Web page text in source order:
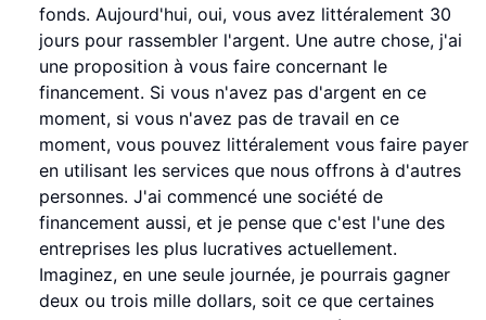
fonds. Aujourd'hui, oui, vous avez littéralement 30
jours pour rassembler l'argent. Une autre chose, j'ai
une proposition à vous faire concernant le
financement. Si vous n'avez pas d'argent en ce
moment, si vous n'avez pas de travail en ce
moment, vous pouvez littéralement vous faire payer
en utilisant les services que nous offrons à d'autres
personnes. J'ai commencé une société de
financement aussi, et je pense que c'est l'une des
entreprises les plus lucratives actuellement.
Imaginez, en une seule journée, je pourrais gagner
deux ou trois mille dollars, soit ce que certaines